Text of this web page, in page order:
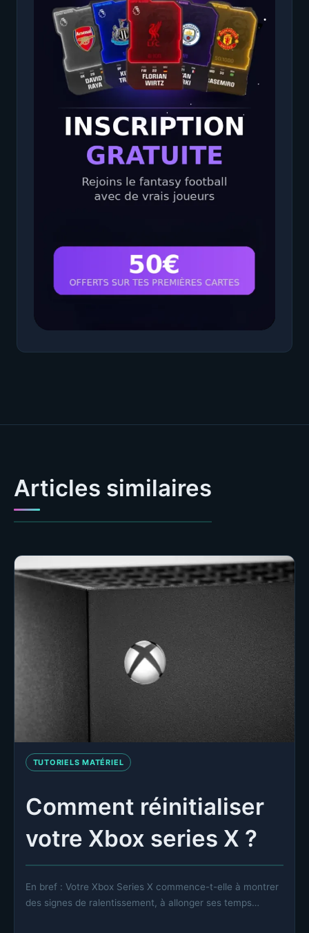
Articles similaires
TUTORIELS MATÉRIEL
Comment réinitialiser
votre Xbox series X ?
En bref : Votre Xbox Series X commence-t-elle à montrer
des signes de ralentissement, à allonger ses temps…